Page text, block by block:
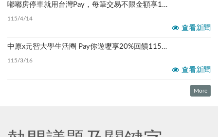
嘟嘟房停車就用台灣Pay，每筆交易不限金額享10元回饋115.3.15~115.9.30（如有異動以臺銀官網公告為準）
115/4/14
查看新聞
中原x元智大學生活圈 Pay你遊壢享20%回饋115.3.1~115.9.30（如有異動以臺銀官網公告為準）
115/3/16
查看新聞
More